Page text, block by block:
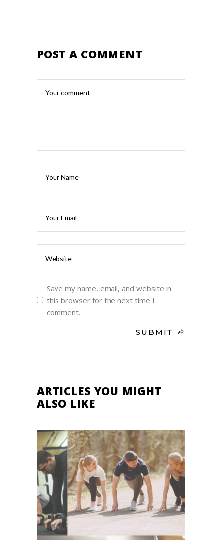
POST A COMMENT
Save my name, email, and website in
this browser for the next time I
comment.
SUBMIT
ARTICLES YOU MIGHT
ALSO LIKE